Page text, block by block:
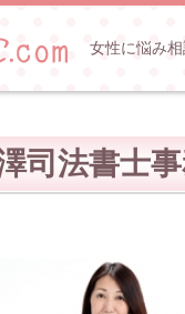
女性に悩み
司法書士